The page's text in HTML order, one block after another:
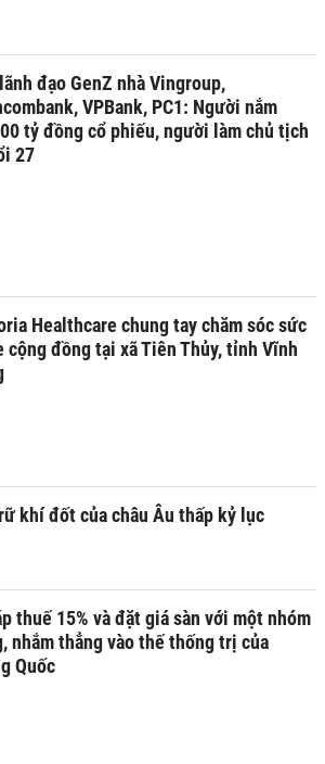
đạo GenZ nhà Vingroup,
VPBank, PC1: Người nắm
tỷ đồng cổ phiếu, người làm chủ tịch
27
Healthcare chung tay chăm sóc sức
cộng đồng tại xã Tiên Thủy, tỉnh Vĩnh
khí đốt của châu Âu thấp kỷ lục
thuế 15% và đặt giá sàn với một nhóm
nhắm thẳng vào thế thống trị của
Quốc